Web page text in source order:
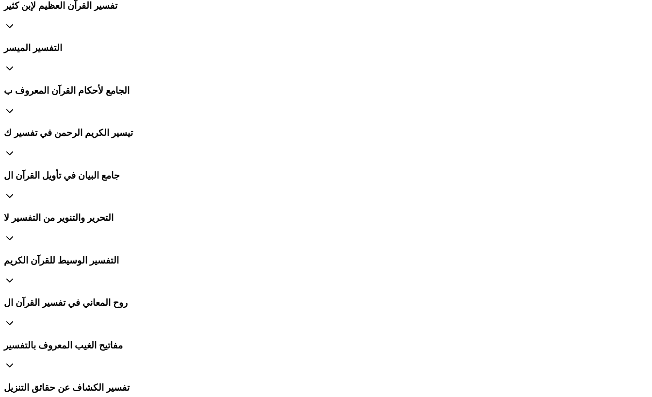
تفسير القرآن العظيم لإبن كثير
التفسير الميسر
الجامع لأحكام القرآن المعروف ب
تيسير الكريم الرحمن في تفسير ك
جامع البيان في تأويل القرآن ال
التحرير والتنوير من التفسير لا
التفسير الوسيط للقرآن الكريم
روح المعاني في تفسير القرآن ال
مفاتيح الغيب المعروف بالتفسير
تفسير الكشاف عن حقائق التنزيل